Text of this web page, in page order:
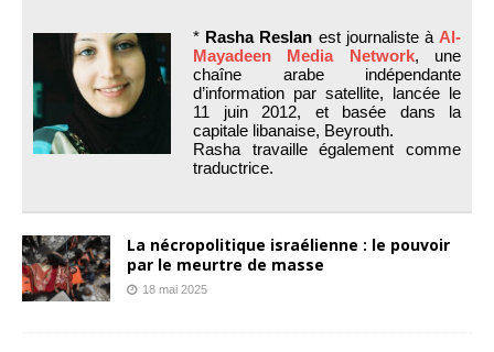
* Rasha Reslan est journaliste à Al-
Mayadeen Media Network, une
chaîne arabe indépendante
d’information par satellite, lancée le
11 juin 2012, et basée dans la
capitale libanaise, Beyrouth.
Rasha travaille également comme
traductrice.
La nécropolitique israélienne : le pouvoir
par le meurtre de masse
18 mai 2025